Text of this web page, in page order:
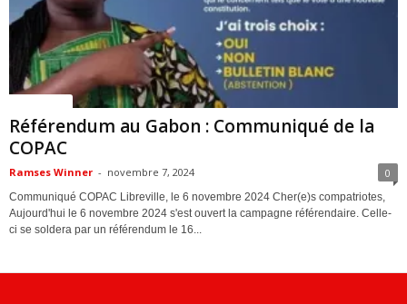
Référendum au Gabon : Communiqué de la
COPAC
Ramses Winner - novembre 7, 2024 0
Communiqué COPAC Libreville, le 6 novembre 2024 Cher(e)s compatriotes,
Aujourd'hui le 6 novembre 2024 s'est ouvert la campagne référendaire. Celle-
ci se soldera par un référendum le 16...